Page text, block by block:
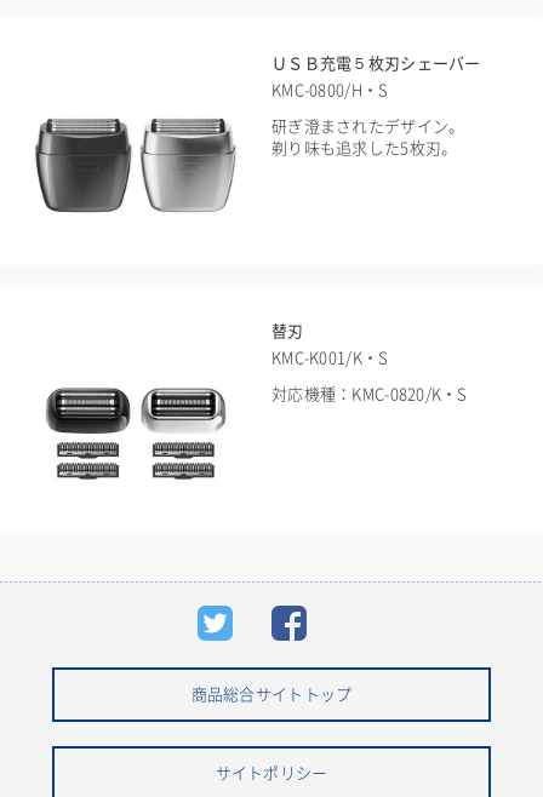
ＵＳＢ充電５枚刃シェーバー
KMC-0800/H・S
研ぎ澄まされたデザイン。
剃り味も追求した5枚刃。
替刃
KMC-K001/K・S
対応機種：KMC-0820/K・S
商品総合サイトトップ
サイトポリシー